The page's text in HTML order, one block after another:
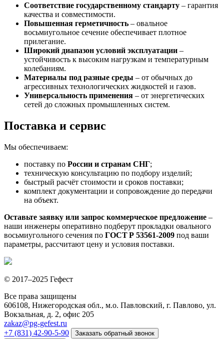
Соответствие государственному стандарту – гарантия
качества и совместимости.
Повышенная герметичность – овальное
восьмиугольное сечение обеспечивает плотное
прилегание.
Широкий диапазон условий эксплуатации –
устойчивость к высоким нагрузкам и температурным
колебаниям.
Материалы под разные среды – от обычных до
агрессивных технологических жидкостей и газов.
Универсальность применения – от энергетических
сетей до сложных промышленных систем.
Поставка и сервис
Мы обеспечиваем:
поставку по России и странам СНГ;
техническую консультацию по подбору изделий;
быстрый расчёт стоимости и сроков поставки;
комплект документации и сопровождение до передачи
на объект.
Оставьте заявку или запрос коммерческое предложение –
наши инженеры оперативно подберут прокладки овального
восьмиугольного сечения по ГОСТ Р 53561‑2009 под ваши
параметры, рассчитают цену и условия поставки.
© 2017–2025 Гефест
Все права защищены
606108, Нижегородская обл., м.о. Павловский, г. Павлово, ул.
Вокзальная, д. 2, офис 205
zakaz@pg-gefest.ru
+7 (831) 42-90-5-90
Заказать обратный звонок